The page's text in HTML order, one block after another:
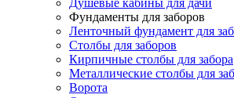
Душевые кабины для дачи
Фундаменты для заборов
Ленточный фундамент для
Столбы для заборов
Кирпичные столбы для забора
Металлические столбы для
Ворота